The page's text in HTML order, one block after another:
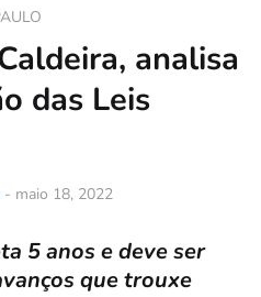
analisa
das Leis
- maio 18, 2022
5 anos e deve ser
que trouxe